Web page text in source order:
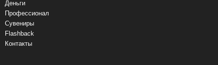
Деньги
Профессионал
Сувениры
Flashback
Контакты